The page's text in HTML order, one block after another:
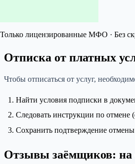
Только лицензированные МФО · Без
Отписка от платных
Чтобы отписаться от услуг,
Найти условия подписки в
Следовать инструкции по отмене
Сохранить подтверждение отмены
Отзывы заёмщиков: на